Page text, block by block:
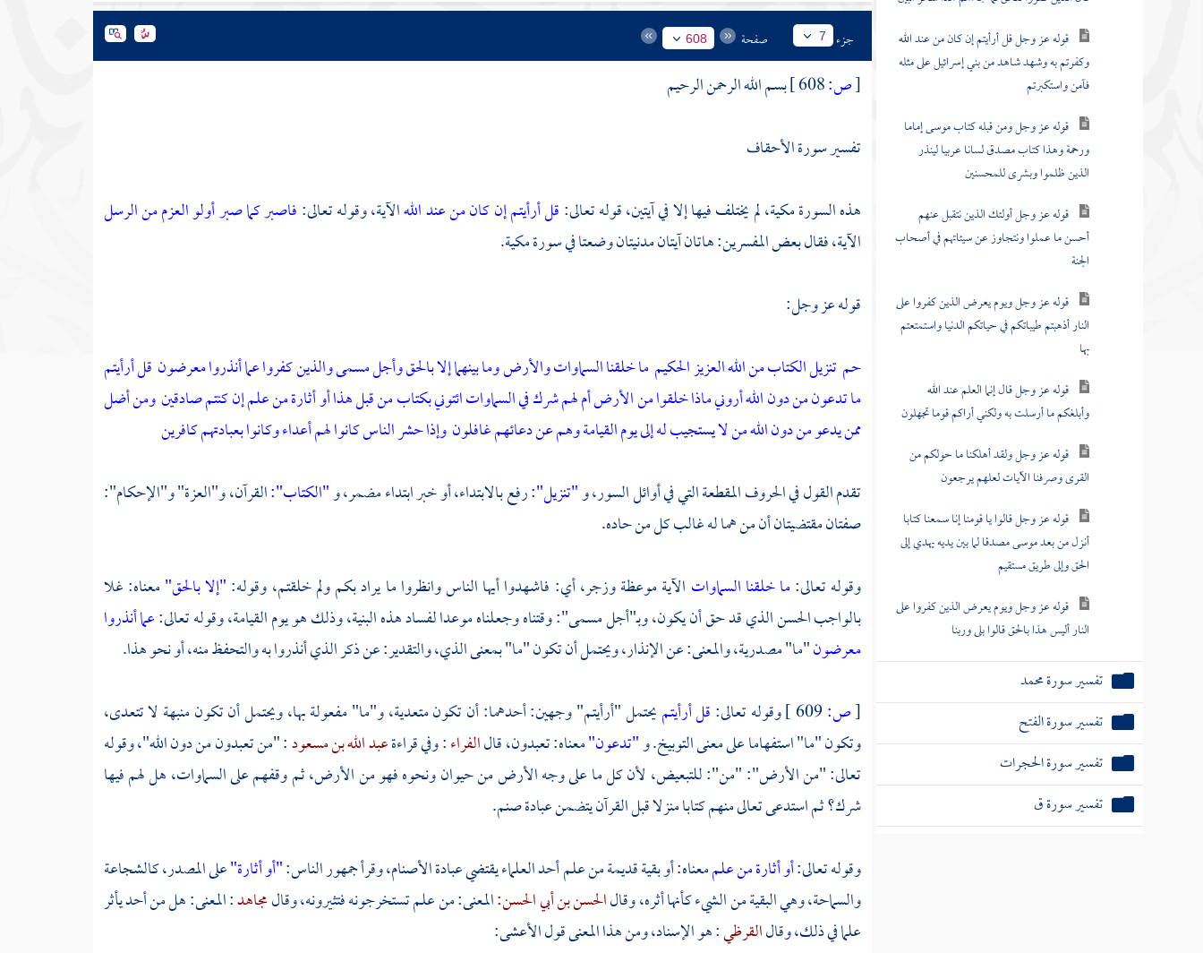
قوله عز وجل قل أرأيتم إن كان من عند الله
وكفرتم به وشهد شاهد من بني إسرائيل على مثله
فآمن واستكبرتم
قوله عز وجل ومن قبله كتاب موسى إماما
ورحمة وهذا كتاب مصدق لسانا عربيا لينذر
الذين ظلموا وبشرى للمحسنين
قوله عز وجل أولئك الذين نتقبل عنهم
أحسن ما عملوا ونتجاوز عن سيئاتهم في أصحاب
الجنة
قوله عز وجل ويوم يعرض الذين كفروا على
النار أذهبتم طيباتكم في حياتكم الدنيا واستمتعتم
بها
قوله عز وجل قال إنما العلم عند الله
وأبلغكم ما أرسلت به ولكني أراكم قوما تجهلون
قوله عز وجل ولقد أهلكنا ما حولكم من
القرى وصرفنا الآيات لعلهم يرجعون
قوله عز وجل قالوا يا قومنا إنا سمعنا كتابا
أنزل من بعد موسى مصدقا لما بين يديه يهدي إلى
الحق وإلى طريق مستقيم
قوله عز وجل ويوم يعرض الذين كفروا على
النار أليس هذا بالحق قالوا بلى وربنا
تفسير سورة محمد
تفسير سورة الفتح
تفسير سورة الحجرات
تفسير سورة ق
جزء 7 صفحة 608
[ص:
بسم الله الرحمن الرحيم
تفسير سورة الأحقاف
هذه السورة مكية، لم يختلف فيها إلا في آيتين، قوله تعالى:قل أرأيتم إن كان من عند اللهالآية، وقوله تعالى:فاصبر كما صبر أولو العزم من الرسل
الآية، فقال بعض المفسرين: هاتان آيتان مدنيتان وضعتا في سورة مكية.
قوله عز وجل:
حم تنزيل الكتاب من الله العزيز الحكيم ما خلقنا السماوات والأرض وما بينهما إلا بالحق وأجل مسمى والذين كفروا عما أنذروا معرضون قل أرأيتم
ما تدعون من دون الله أروني ماذا خلقوا من الأرض أم لهم شرك في السماوات ائتوني بكتاب من قبل هذا أو أثارة من علم إن كنتم صادقينومن أضل
ممن يدعو من دون الله من لا يستجيب له إلى يوم القيامة وهم عن دعائهم غافلونوإذا حشر الناس كانوا لهم أعداء وكانوا بعبادتهم كافرين
تقدم القول في الحروف المقطعة التي في أوائل السور، و"تنزيل":رفع بالابتداء، أو خبر ابتداء مضمر، و"الكتاب":القرآن، و"العزة" و"الإحكام":
صفتان مقتضيتان أن من هما له غالب كل من حاده.
وقوله تعالى:ما خلقنا السماوات الآية موعظة وزجر، أي: فاشهدوا أيها الناس وانظروا ما يراد بكم ولم خلقتم، وقوله:"إلا بالحق"معناه: غلا
بالواجب الحسن الذي قد حق أن يكون، وبـ"أجل مسمى": وقتناه وجعلناه موعدا لفساد هذه البنية، وذلك هو يوم القيامة، وقوله تعالى:عما أنذروا
معرضون"ما" مصدرية، والمعنى: عن الإنذار، ويحتمل أن تكون "ما" بمعنى الذي، والتقدير: عن ذكر الذي أنذروا به والتحفظ منه، أو نحو هذا.
[ص: وقوله تعالى:قل أرأيتميحتمل "أرأيتم" وجهين: أحدهما: أن تكون متعدية، و"ما" مفعولة بها، ويحتمل أن تكون منبهة لا تتعدى،
وتكون "ما" استفهاما على معنى التوبيخ. و"تدعون"معناه: تعبدون، قالالفراء: وفي قراءةعبد الله بن مسعود: "من تعبدون من دون الله"، وقوله
تعالى: "من الأرض": "من": للتبعيض، لأن كل ما على وجه الأرض من حيوان ونحوه فهو من الأرض، ثم وقفهم على السماوات، هل لهم فيها
شرك؟ ثم استدعى تعالى منهم كتابا منزلا قبل القرآن يتضمن عبادة صنم.
وقوله تعالى:أو أثارة من علممعناه: أو بقية قديمة من علم أحد العلماء يقتضي عبادة الأصنام، وقرأ جمهور الناس:"أو أثارة"على المصدر، كالشجاعة
والسماحة، وهي البقية من الشيء كأنها أثره، وقالالحسن بن أبي الحسن:المعنى: من علم تستخرجونه فتثيرونه، وقالمجاهد: المعنى: هل من أحد يأثر
علما في ذلك، وقالالقرظي: هو الإسناد، ومن هذا المعنى قولالأعشى: